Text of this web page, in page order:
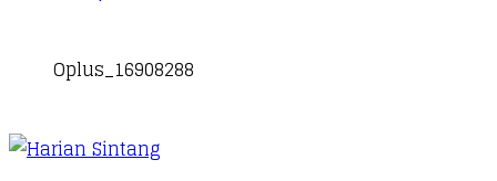
Oplus_16908288